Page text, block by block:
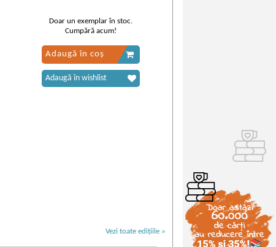
Doar un exemplar în stoc.
Cumpără acum!
Adaugă în coș
Adaugă în wishlist
Vezi toate edițiile »